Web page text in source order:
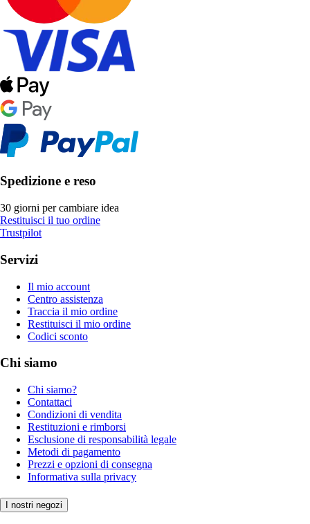
Spedizione e reso
30 giorni per cambiare idea
Restituisci il tuo ordine
Trustpilot
Servizi
Il mio account
Centro assistenza
Traccia il mio ordine
Restituisci il mio ordine
Codici sconto
Chi siamo
Chi siamo?
Contattaci
Condizioni di vendita
Restituzioni e rimborsi
Esclusione di responsabilità legale
Metodi di pagamento
Prezzi e opzioni di consegna
Informativa sulla privacy
I nostri negozi